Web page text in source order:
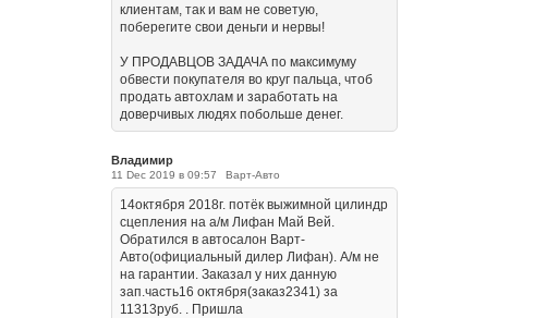
клиентам, так и вам не советую,
поберегите свои деньги и нервы!
У ПРОДАВЦОВ ЗАДАЧА по максимуму
обвести покупателя во круг пальца, чтоб
продать автохлам и заработать на
доверчивых людях побольше денег.
Владимир
11 Dec 2019 в 09:57 Варт-Авто
14октября 2018г. потёк выжимной цилиндр
сцепления на а/м Лифан Май Вей.
Обратился в автосалон Варт-
Авто(официальный дилер Лифан). А/м не
на гарантии. Заказал у них данную
зап.часть16 октября(заказ2341) за
11313руб. . Пришла